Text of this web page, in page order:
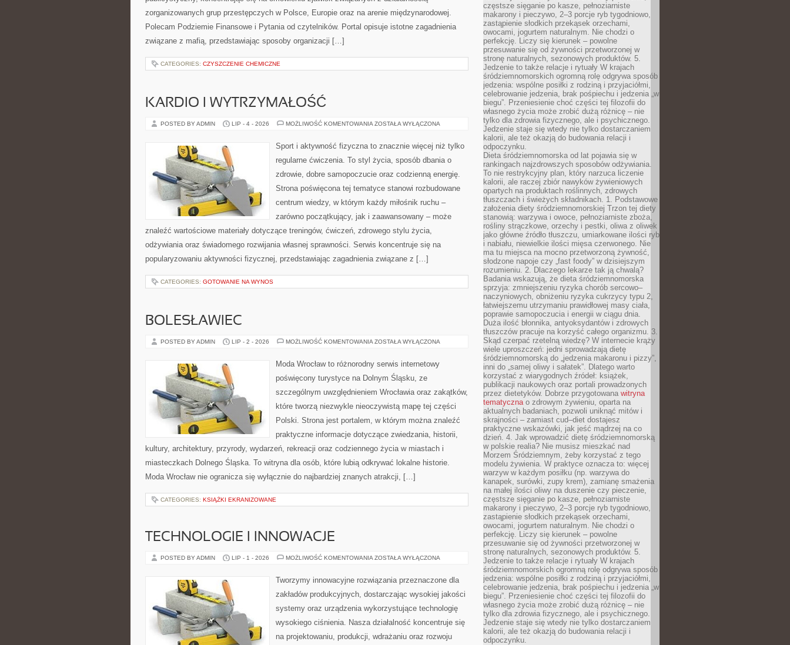
zorganizowanych grup przestępczych w Polsce, Europie oraz na arenie międzynarodowej.
Polecam Podziemie Finansowe i Pytania od czytelników. Portal opisuje istotne zagadnienia
związane z mafią, przedstawiając sposoby organizacji […]
CATEGORIES: CZYSZCZENIE CHEMICZNE
KARDIO I WYTRZYMAŁOŚĆ
POSTED BY ADMIN LIP - 4 - 2026 MOŻLIWOŚĆ KOMENTOWANIA KARDIO
ZOSTAŁA WYŁĄCZONA
Sport i aktywność fizyczna to znacznie więcej niż tylko
regularne ćwiczenia. To styl życia, sposób dbania o
zdrowie, dobre samopoczucie oraz codzienną energię.
Strona poświęcona tej tematyce stanowi rozbudowane
centrum wiedzy, w którym każdy miłośnik ruchu –
zarówno początkujący, jak i zaawansowany – może
znaleźć wartościowe materiały dotyczące treningów, ćwiczeń, zdrowego stylu życia,
odżywiania oraz świadomego rozwijania własnej sprawności. Serwis koncentruje się na
popularyzowaniu aktywności fizycznej, przedstawiając zagadnienia związane z […]
CATEGORIES: GOTOWANIE NA WYNOS
BOLESŁAWIEC
POSTED BY ADMIN LIP - 2 - 2026 MOŻLIWOŚĆ KOMENTOWANIA BOLESŁAWIEC
ZOSTAŁA WYŁĄCZONA
Moda Wrocław to różnorodny serwis internetowy
poświęcony turystyce na Dolnym Śląsku, ze
szczególnym uwzględnieniem Wrocławia oraz zakątków,
które tworzą niezwykle nieoczywistą mapę tej części
Polski. Strona jest portalem, w którym można znaleźć
praktyczne informacje dotyczące zwiedzania, historii,
kultury, architektury, przyrody, wydarzeń, rekreacji oraz codziennego życia w miastach i
miasteczkach Dolnego Śląska. To witryna dla osób, które lubią odkrywać lokalne historie.
Moda Wrocław nie ogranicza się wyłącznie do najbardziej znanych atrakcji, […]
CATEGORIES: KSIĄŻKI EKRANIZOWANE
TECHNOLOGIE I INNOWACJE
POSTED BY ADMIN LIP - 1 - 2026 MOŻLIWOŚĆ KOMENTOWANIA TECHNOLOGIE
ZOSTAŁA WYŁĄCZONA
Tworzymy innowacyjne rozwiązania przeznaczone dla
zakładów produkcyjnych, dostarczając wysokiej jakości
systemy oraz urządzenia wykorzystujące technologię
wysokiego ciśnienia. Nasza działalność koncentruje się
na projektowaniu, produkcji, wdrażaniu oraz rozwoju
częstsze sięganie po kasze, pełnoziarniste
makarony i pieczywo, 2–3 porcje ryb tygodniowo,
zastąpienie słodkich przekąsek orzechami,
owocami, jogurtem naturalnym. Nie chodzi o
perfekcję. Liczy się kierunek – powolne
przesuwanie się od żywności przetworzonej w
stronę naturalnych, sezonowych produktów. 5.
Jedzenie to także relacje i rytuały W krajach
śródziemnomorskich ogromną rolę odgrywa sposób
jedzenia: wspólne posiłki z rodziną i przyjaciółmi,
celebrowanie jedzenia, brak pośpiechu i jedzenia „w
biegu”. Przeniesienie choć części tej filozofii do
własnego życia może zrobić dużą różnicę – nie
tylko dla zdrowia fizycznego, ale i psychicznego.
Jedzenie staje się wtedy nie tylko dostarczaniem
kalorii, ale też okazją do budowania relacji i
odpoczynku.
Dieta śródziemnomorska od lat pojawia się w
rankingach najzdrowszych sposobów odżywiania.
To nie restrykcyjny plan, który narzuca liczenie
kalorii, ale raczej zbiór nawyków żywieniowych
opartych na produktach roślinnych, zdrowych
tłuszczach i świeżych składnikach. 1. Podstawowe
założenia diety śródziemnomorskiej Trzon tej diety
stanowią: warzywa i owoce, pełnoziarniste zboża,
rośliny strączkowe, orzechy i pestki, oliwa z oliwek
jako główne źródło tłuszczu, umiarkowane ilości ryb
i nabiału, niewielkie ilości mięsa czerwonego. Nie
ma tu miejsca na mocno przetworzoną żywność,
słodzone napoje czy „fast foody” w dzisiejszym
rozumieniu. 2. Dlaczego lekarze tak ją chwalą?
Badania wskazują, że dieta śródziemnomorska
sprzyja: zmniejszeniu ryzyka chorób sercowo–
naczyniowych, obniżeniu ryzyka cukrzycy typu 2,
łatwiejszemu utrzymaniu prawidłowej masy ciała,
poprawie samopoczucia i energii w ciągu dnia.
Duża ilość błonnika, antyoksydantów i zdrowych
tłuszczów pracuje na korzyść całego organizmu. 3.
Skąd czerpać rzetelną wiedzę? W internecie krąży
wiele uproszczeń: jedni sprowadzają dietę
śródziemnomorską do „jedzenia makaronu i pizzy”,
inni do „samej oliwy i sałatek”. Dlatego warto
korzystać z wiarygodnych źródeł: książek,
publikacji naukowych oraz portali prowadzonych
przez dietetyków. Dobrze przygotowana witryna
tematycznao zdrowym żywieniu, oparta na
aktualnych badaniach, pozwoli uniknąć mitów i
skrajności – zamiast cud–diet dostajesz
praktyczne wskazówki, jak jeść mądrzej na co
dzień. 4. Jak wprowadzić dietę śródziemnomorską
w polskie realia? Nie musisz mieszkać nad
Morzem Śródziemnym, żeby korzystać z tego
modelu żywienia. W praktyce oznacza to: więcej
warzyw w każdym posiłku (np. warzywa do
kanapek, surówki, zupy krem), zamianę smażenia
na małej ilości oliwy na duszenie czy pieczenie,
częstsze sięganie po kasze, pełnoziarniste
makarony i pieczywo, 2–3 porcje ryb tygodniowo,
zastąpienie słodkich przekąsek orzechami,
owocami, jogurtem naturalnym. Nie chodzi o
perfekcję. Liczy się kierunek – powolne
przesuwanie się od żywności przetworzonej w
stronę naturalnych, sezonowych produktów. 5.
Jedzenie to także relacje i rytuały W krajach
śródziemnomorskich ogromną rolę odgrywa sposób
jedzenia: wspólne posiłki z rodziną i przyjaciółmi,
celebrowanie jedzenia, brak pośpiechu i jedzenia „w
biegu”. Przeniesienie choć części tej filozofii do
własnego życia może zrobić dużą różnicę – nie
tylko dla zdrowia fizycznego, ale i psychicznego.
Jedzenie staje się wtedy nie tylko dostarczaniem
kalorii, ale też okazją do budowania relacji i
odpoczynku.